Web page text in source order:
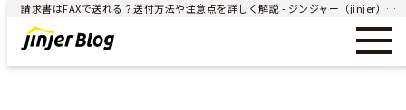
請求書はFAXで送れる？送付方法や注意点を詳しく解説 - ジンジャー（jinjer）｜統合型人事システム